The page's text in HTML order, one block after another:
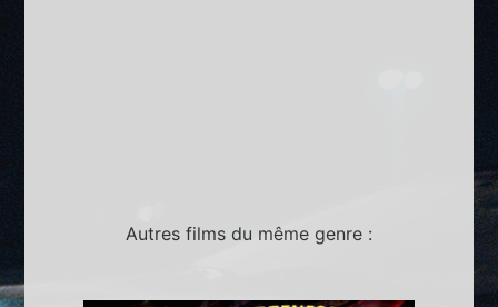
Autres films du même genre :